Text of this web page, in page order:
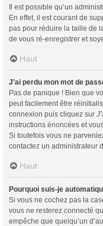
Il est possible qu’un
En effet, il est courant de
pas pour réduire la taille de
de vous ré-enregistrer et
Haut
J’ai perdu mon mot de
Pas de panique ! Bien que
peut facilement être
connexion puis cliquez sur
instructions énoncées et
Si toutefois vous ne
contactez un administrateur
Haut
Pourquoi suis-je
Si vous ne cochez pas la
vous ne resterez connecté
empêche que quelqu’un